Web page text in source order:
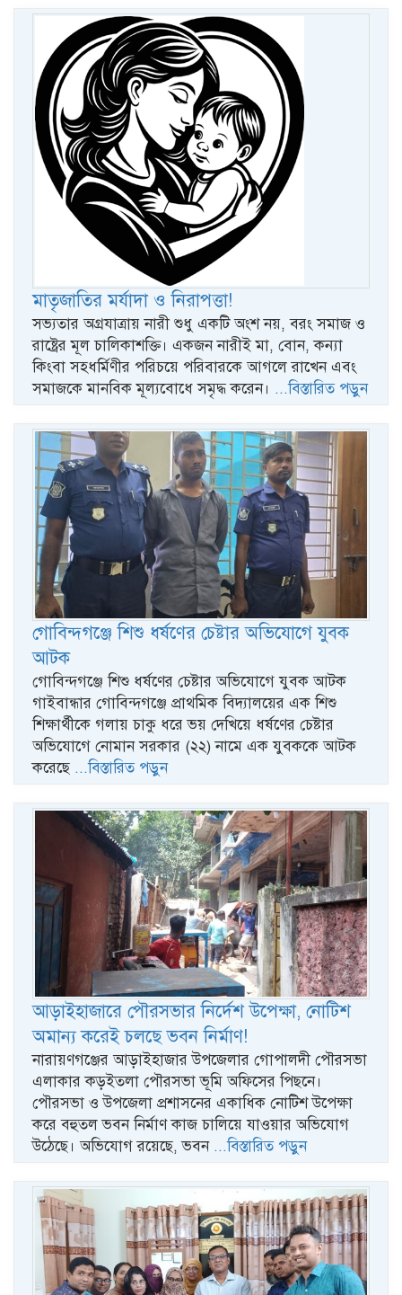
মাতৃজাতির মর্যাদা ও নিরাপত্তা!
সভ্যতার অগ্রযাত্রায় নারী শুধু একটি অংশ নয়, বরং সমাজ ও
রাষ্ট্রের মূল চালিকাশক্তি। একজন নারীই মা, বোন, কন্যা
কিংবা সহধর্মিণীর পরিচয়ে পরিবারকে আগলে রাখেন এবং
সমাজকে মানবিক মূল্যবোধে সমৃদ্ধ করেন। ...বিস্তারিত পড়ুন
গোবিন্দগঞ্জে শিশু ধর্ষণের চেষ্টার অভিযোগে যুবক
আটক
গোবিন্দগঞ্জে শিশু ধর্ষণের চেষ্টার অভিযোগে যুবক আটক
গাইবান্ধার গোবিন্দগঞ্জে প্রাথমিক বিদ্যালয়ের এক শিশু
শিক্ষার্থীকে গলায় চাকু ধরে ভয় দেখিয়ে ধর্ষণের চেষ্টার
অভিযোগে নোমান সরকার (২২) নামে এক যুবককে আটক
করেছে ...বিস্তারিত পড়ুন
আড়াইহাজারে পৌরসভার নির্দেশ উপেক্ষা, নোটিশ
অমান্য করেই চলছে ভবন নির্মাণ!
নারায়ণগঞ্জের আড়াইহাজার উপজেলার গোপালদী পৌরসভা
এলাকার কড়ইতলা পৌরসভা ভূমি অফিসের পিছনে।
পৌরসভা ও উপজেলা প্রশাসনের একাধিক নোটিশ উপেক্ষা
করে বহুতল ভবন নির্মাণ কাজ চালিয়ে যাওয়ার অভিযোগ
উঠেছে। অভিযোগ রয়েছে, ভবন ...বিস্তারিত পড়ুন